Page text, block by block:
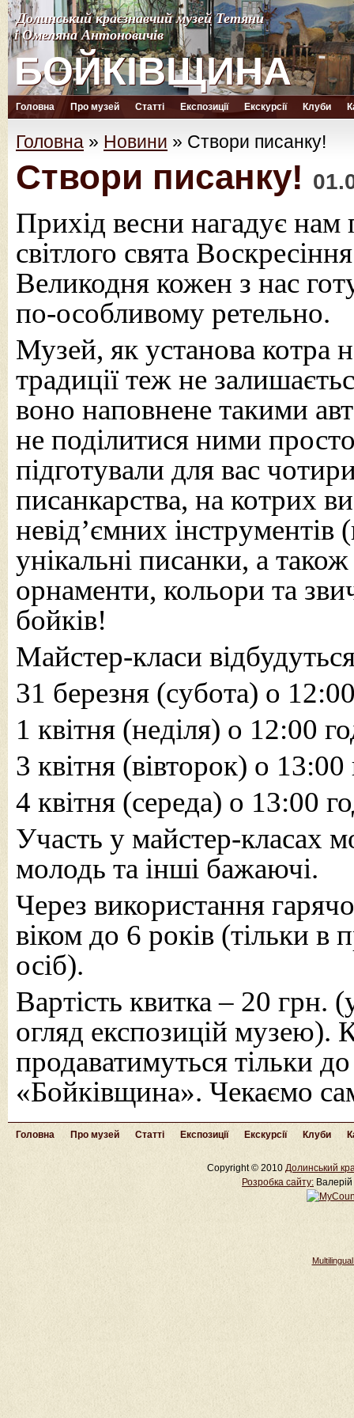
Долинський краєзнавчий музей Тетяни
і Омеляна Антоновичів
БОЙКІВЩИНА
Долинський краєзнавчий музей Тетяни
і Омеляна Антоновичів
БОЙКІВЩИНА
Головна Про музей Статті Експозиції Екскурсії Клуби
Головна » Новини » Створи писанку!
Створи писанку!
Прихід весни нагадує
світлого свята
Великодня кожен з нас
по-особливому ретельно.
Музей, як установа котра
традиції теж не
воно наповнене такими
не поділитися ними
підготували для вас
писанкарства, на котрих
невід’ємних інструментів
унікальні писанки, а
орнаменти, кольори та
бойків!
Майстер-класи
31 березня (субота) о
1 квітня (неділя) о 12:00
3 квітня (вівторок) о 13:00
4 квітня (середа) о 13:00
Участь у майстер-класах
молодь та інші бажаючі.
Через використання
віком до 6 років (тільки в
осіб).
Вартість квитка – 20 грн.
огляд експозицій музею).
продаватимуться тільки
«Бойківщина». Чекаємо
Головна Про музей Статті Експозиції Екскурсії Клуби
Copyright © 2010 Долинський
Розробка cайту: